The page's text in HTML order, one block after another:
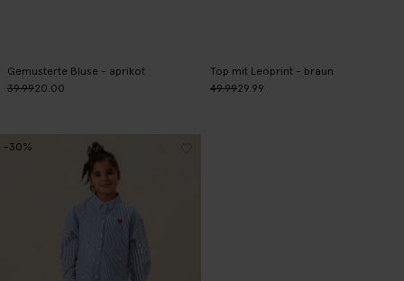
Gemusterte Bluse - aprikot
39.9920.00
Top mit Leoprint - braun
49.9929.99
-30%